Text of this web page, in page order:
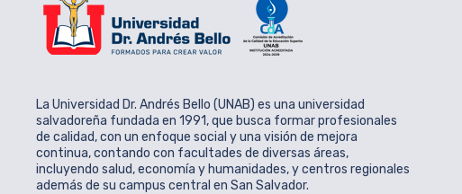
La Universidad Dr. Andrés Bello (UNAB) es una universidad
salvadoreña fundada en 1991, que busca formar profesionales
de calidad, con un enfoque social y una visión de mejora
continua, contando con facultades de diversas áreas,
incluyendo salud, economía y humanidades, y centros regionales
además de su campus central en San Salvador.